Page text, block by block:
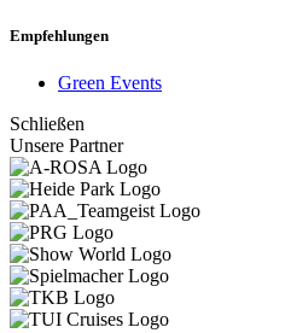
Empfehlungen
Green Events
Schließen
Unsere Partner